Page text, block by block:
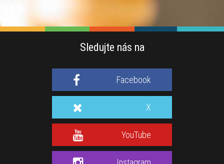
Sledujte nás na
Facebook
X
YouTube